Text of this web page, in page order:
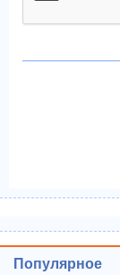
Популярное